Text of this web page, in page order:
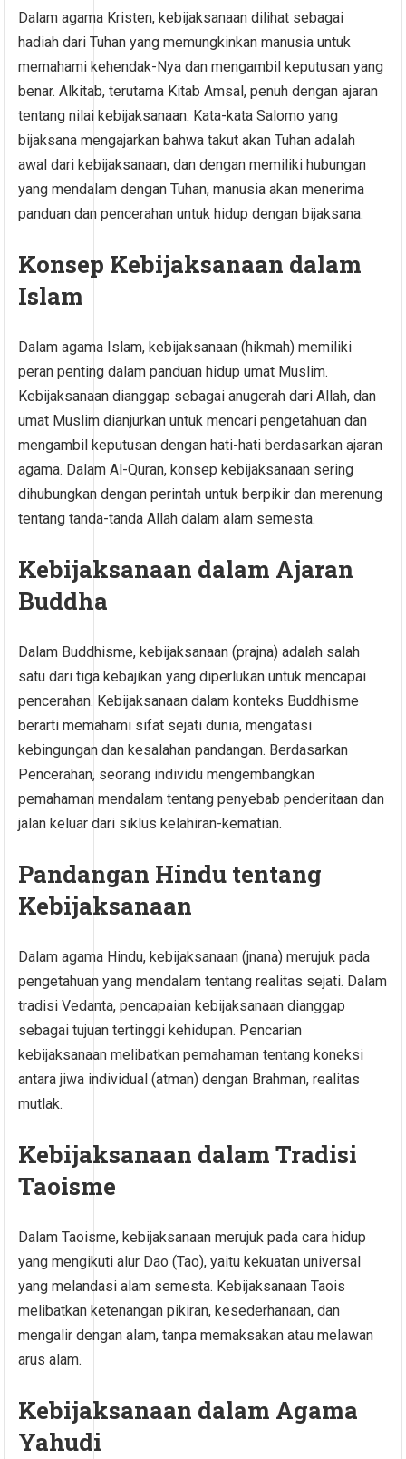
Dalam agama Kristen, kebijaksanaan dilihat sebagai
hadiah dari Tuhan yang memungkinkan manusia untuk
memahami kehendak-Nya dan mengambil keputusan yang
benar. Alkitab, terutama Kitab Amsal, penuh dengan ajaran
tentang nilai kebijaksanaan. Kata-kata Salomo yang
bijaksana mengajarkan bahwa takut akan Tuhan adalah
awal dari kebijaksanaan, dan dengan memiliki hubungan
yang mendalam dengan Tuhan, manusia akan menerima
panduan dan pencerahan untuk hidup dengan bijaksana.
Konsep Kebijaksanaan dalam
Islam
Dalam agama Islam, kebijaksanaan (hikmah) memiliki
peran penting dalam panduan hidup umat Muslim.
Kebijaksanaan dianggap sebagai anugerah dari Allah, dan
umat Muslim dianjurkan untuk mencari pengetahuan dan
mengambil keputusan dengan hati-hati berdasarkan ajaran
agama. Dalam Al-Quran, konsep kebijaksanaan sering
dihubungkan dengan perintah untuk berpikir dan merenung
tentang tanda-tanda Allah dalam alam semesta.
Kebijaksanaan dalam Ajaran
Buddha
Dalam Buddhisme, kebijaksanaan (prajna) adalah salah
satu dari tiga kebajikan yang diperlukan untuk mencapai
pencerahan. Kebijaksanaan dalam konteks Buddhisme
berarti memahami sifat sejati dunia, mengatasi
kebingungan dan kesalahan pandangan. Berdasarkan
Pencerahan, seorang individu mengembangkan
pemahaman mendalam tentang penyebab penderitaan dan
jalan keluar dari siklus kelahiran-kematian.
Pandangan Hindu tentang
Kebijaksanaan
Dalam agama Hindu, kebijaksanaan (jnana) merujuk pada
pengetahuan yang mendalam tentang realitas sejati. Dalam
tradisi Vedanta, pencapaian kebijaksanaan dianggap
sebagai tujuan tertinggi kehidupan. Pencarian
kebijaksanaan melibatkan pemahaman tentang koneksi
antara jiwa individual (atman) dengan Brahman, realitas
mutlak.
Kebijaksanaan dalam Tradisi
Taoisme
Dalam Taoisme, kebijaksanaan merujuk pada cara hidup
yang mengikuti alur Dao (Tao), yaitu kekuatan universal
yang melandasi alam semesta. Kebijaksanaan Taois
melibatkan ketenangan pikiran, kesederhanaan, dan
mengalir dengan alam, tanpa memaksakan atau melawan
arus alam.
Kebijaksanaan dalam Agama
Yahudi